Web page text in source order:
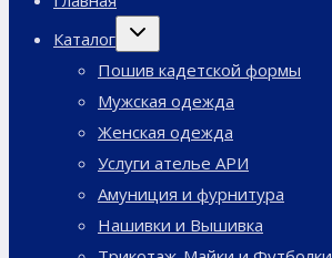
Каталог
Переключить
дочернее
Пошив кадетской формы
Мужская одежда
Женская одежда
Услуги ателье АРИ
Амуниция и фурнитура
Нашивки и Вышивка